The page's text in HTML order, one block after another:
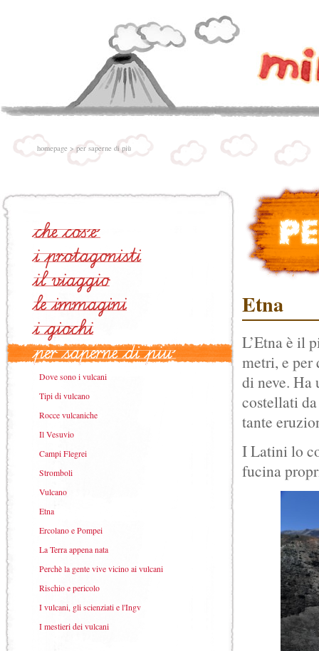
homepage >per saperne di più
Dove sono i vulcani
Tipi di vulcano
Rocce vulcaniche
Il Vesuvio
Campi Flegrei
Stromboli
Vulcano
Etna
Ercolano e Pompei
La Terra appena nata
Perchè la gente vive vicino ai vulcani
Rischio e pericolo
I vulcani, gli scienziati e l'Ingv
I mestieri dei vulcani
Etna
L’Etna è il
metri, e per
di neve. Ha
costellati
tante
I Latini lo
fucina